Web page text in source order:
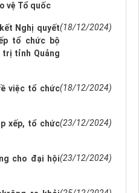
vệ Tổ quốc
Nghị quyết
tổ chức bộ
trị tỉnh Quảng
(18/12/2024)
việc tổ chức(18/12/2024)
xếp, tổ chức(23/12/2024)
cho đại hội(23/12/2024)